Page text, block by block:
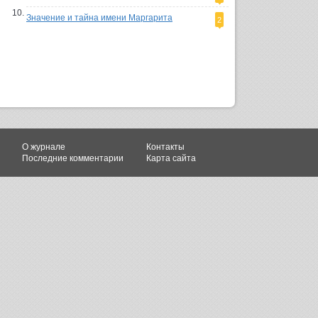
Значение и тайна имени Маргарита 2
О журнале
Контакты
Последние комментарии
Карта сайта